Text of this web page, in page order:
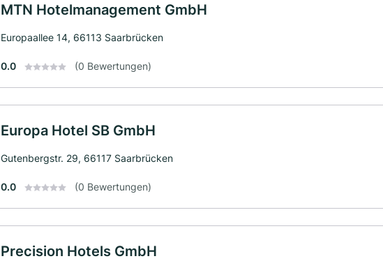
MTN Hotelmanagement GmbH
Europaallee 14, 66113 Saarbrücken
0.0 (0 Bewertungen)
Europa Hotel SB GmbH
Gutenbergstr. 29, 66117 Saarbrücken
0.0 (0 Bewertungen)
Precision Hotels GmbH